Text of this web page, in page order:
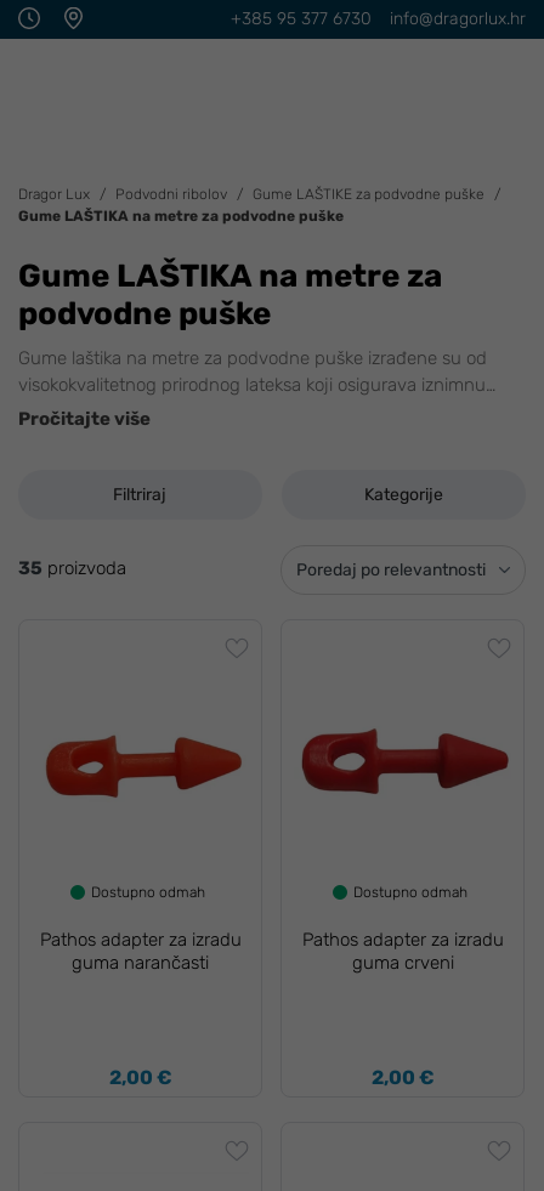
info@dragorlux.hr
+385 95 377 6730
Dragor Lux Podvodni ribolov
Gume LAŠTIKE za podvodne puške
Gume LAŠTIKA na metre za podvodne puške
Gume LAŠTIKA na metre za
podvodne puške
Gume laštika na metre za podvodne puške izrađene su od
visokokvalitetnog prirodnog lateksa koji osigurava iznimnu…
Pročitajte više
Filtriraj Kategorije
35 proizvoda Poredaj po relevantnosti
Dostupno odmah
Pathos adapter za izradu
guma narančasti
2,00 €
Dostupno odmah
Pathos adapter za izradu
guma crveni
2,00 €